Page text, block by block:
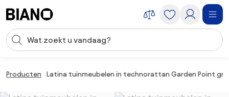
Zoekopdracht invoeren
Producten Latina tuinmeubelen in technorattan Garden Point